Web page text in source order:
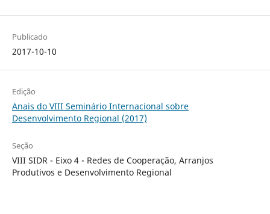
Publicado
2017-10-10
Edição
Anais do VIII Seminário Internacional sobre
Desenvolvimento Regional (2017)
Seção
VIII SIDR - Eixo 4 - Redes de Cooperação, Arranjos
Produtivos e Desenvolvimento Regional